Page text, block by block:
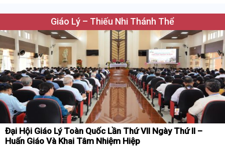
Giáo Lý – Thiếu Nhi Thánh Thể
Đại Hội Giáo Lý Toàn Quốc Lần Thứ VII Ngày Thứ II –
Huấn Giáo Và Khai Tâm Nhiệm Hiệp